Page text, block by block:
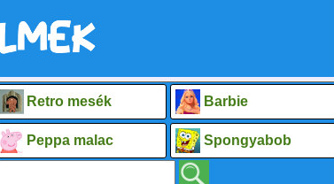
Retro mesék Barbie
Peppa malac Spongyabob